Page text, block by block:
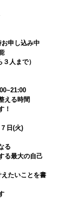
申し込み中
人まで）
える時間
！
日(火)
る
る最大の自己
たいことを書